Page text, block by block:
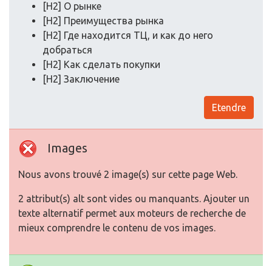
[H2] О рынке
[H2] Преимущества рынка
[H2] Где находится ТЦ, и как до него
добраться
[H2] Как сделать покупки
[H2] Заключение
Etendre
Images
Nous avons trouvé 2 image(s) sur cette page Web.
2 attribut(s) alt sont vides ou manquants. Ajouter un
texte alternatif permet aux moteurs de recherche de
mieux comprendre le contenu de vos images.